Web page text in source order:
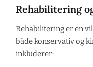
Rehabilitering
Rehabilitering er en
både konservativ og
inkluderer: